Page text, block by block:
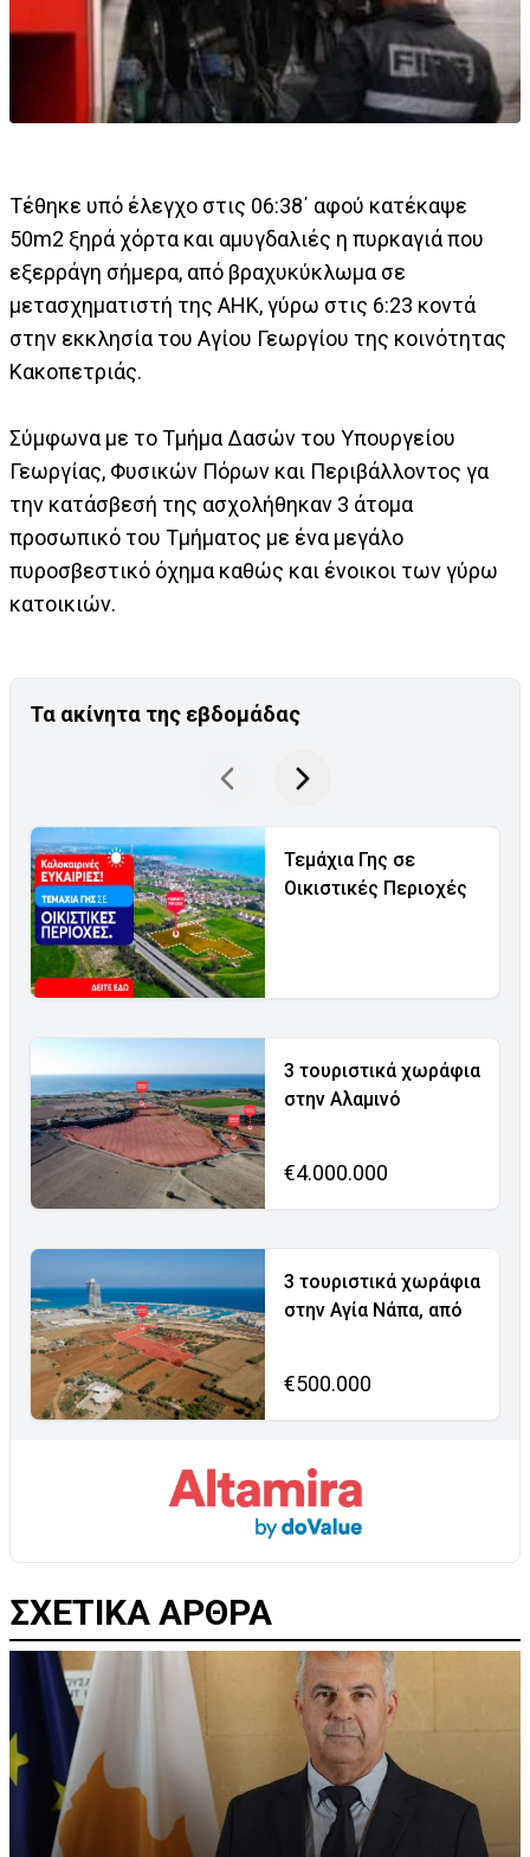
Τέθηκε υπό έλεγχο στις 06:38΄ αφού κατέκαψε
50m2 ξηρά χόρτα και αμυγδαλιές η πυρκαγιά που
εξερράγη σήμερα, από βραχυκύκλωμα σε
μετασχηματιστή της ΑΗΚ, γύρω στις 6:23 κοντά
στην εκκλησία του Αγίου Γεωργίου της κοινότητας
Κακοπετριάς.
Σύμφωνα με το Τμήμα Δασών του Υπουργείου
Γεωργίας, Φυσικών Πόρων και Περιβάλλοντος γα
την κατάσβεσή της ασχολήθηκαν 3 άτομα
προσωπικό του Τμήματος με ένα μεγάλο
πυροσβεστικό όχημα καθώς και ένοικοι των γύρω
κατοικιών.
Τα ακίνητα της εβδομάδας
Τεμάχια Γης σε
Οικιστικές Περιοχές
3 τουριστικά χωράφια
στην Αλαμινό
€4.000.000
3 τουριστικά χωράφια
στην Αγία Νάπα, από
€500.000
ΣΧΕΤΙΚΑ ΑΡΘΡΑ